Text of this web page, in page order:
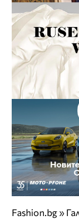
Fashion.bg»